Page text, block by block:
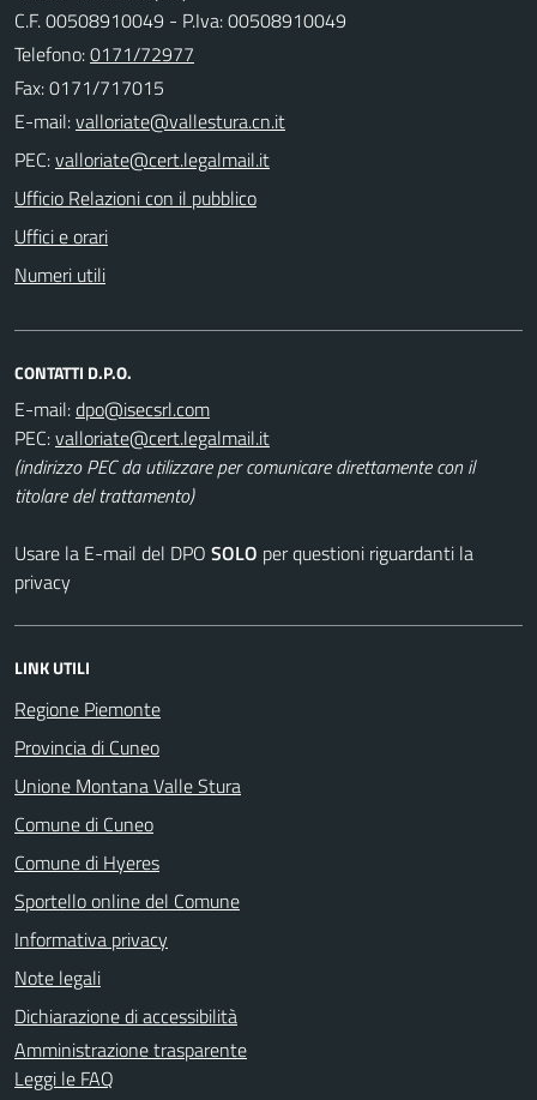
C.F. 00508910049 - P.Iva: 00508910049
Telefono:0171/72977
Fax: 0171/717015
E-mail:
PEC:
Ufficio Relazioni con il pubblico
Uffici e orari
Numeri utili
CONTATTI D.P.O.
E-mail:
PEC:
(indirizzo PEC da utilizzare per comunicare direttamente con il
titolare del trattamento)
Usare la E-mail del DPO SOLO per questioni riguardanti la
privacy
LINK UTILI
Regione Piemonte
Provincia di Cuneo
Unione Montana Valle Stura
Comune di Cuneo
Comune di Hyeres
Sportello online del Comune
Informativa privacy
Note legali
Dichiarazione di accessibilità
Amministrazione trasparente
Leggi le FAQ